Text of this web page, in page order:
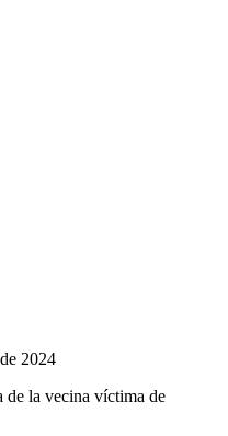
2024
de la vecina víctima de